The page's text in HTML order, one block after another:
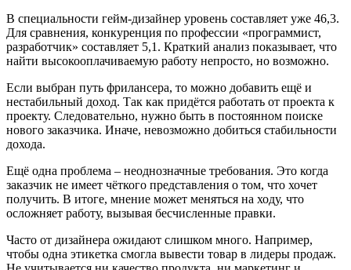
В специальности гейм-дизайнер уровень составляет уже 46,3.
Для сравнения, конкуренция по профессии «программист,
разработчик» составляет 5,1. Краткий анализ показывает, что
найти высокооплачиваемую работу непросто, но возможно.
Если выбран путь фрилансера, то можно добавить ещё и
нестабильный доход. Так как придётся работать от проекта к
проекту. Следовательно, нужно быть в постоянном поиске
нового заказчика. Иначе, невозможно добиться стабильности
дохода.
Ещё одна проблема – неоднозначные требования. Это когда
заказчик не имеет чёткого представления о том, что хочет
получить. В итоге, мнение может меняться на ходу, что
осложняет работу, вызывая бесчисленные правки.
Часто от дизайнера ожидают слишком много. Например,
чтобы одна этикетка смогла вывести товар в лидеры продаж.